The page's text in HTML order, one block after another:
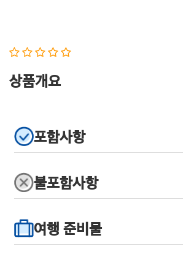
상품개요
포함사항
불포함사항
여행 준비물